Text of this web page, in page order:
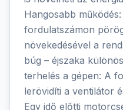
Hangosabb
fordulatszámon
növekedésével a
búg – éjszaka
terhelés a gépen: A
lerövidíti a ventilátor
Egy idő előtti